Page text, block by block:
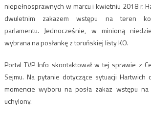
niepełnosprawnych w marcu i kwietniu 2018 r.
dwuletnim zakazem wstępu na teren
parlamentu. Jednocześnie, w minioną
wybrana na posłankę z toruńskiej listy KO.
Portal TVP Info skontaktował w tej sprawie z
Sejmu. Na pytanie dotyczące sytuacji
momencie wyboru na posła zakaz wstępu
uchylony.